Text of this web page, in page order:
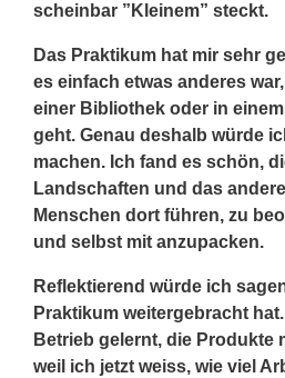
scheinbar ”Kleinem” steckt.
Das Praktikum hat mir sehr
es einfach etwas anderes
einer Bibliothek oder in
geht. Genau deshalb würde
machen. Ich fand es schön,
Landschaften und das
Menschen dort führen, zu
und selbst mit anzupacken.
Reflektierend würde ich
Praktikum weitergebracht
Betrieb gelernt, die Produkte
weil ich jetzt weiss, wie viel